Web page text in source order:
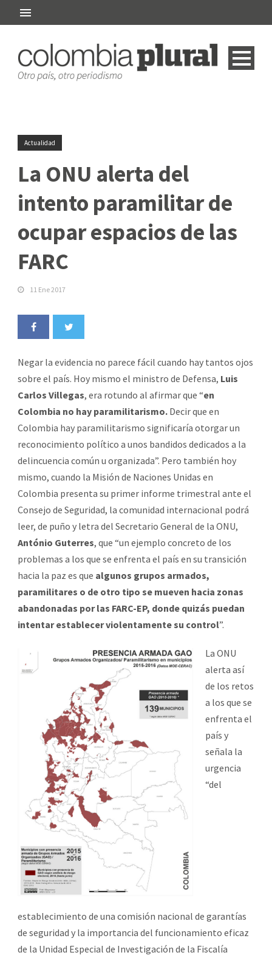
Actualidad
La ONU alerta del
intento paramilitar de
ocupar espacios de las
FARC
11 Ene 2017
Negar la evidencia no parece fácil cuando hay tantos ojos
sobre el país. Hoy mismo el ministro de Defensa, Luis
Carlos Villegas, era rotundo al afirmar que “en
Colombia no hay paramilitarismo. Decir que en
Colombia hay paramilitarismo significaría otorgar un
reconocimiento político a unos bandidos dedicados a la
delincuencia común u organizada”. Pero también hoy
mismo, cuando la Misión de Naciones Unidas en
Colombia presenta su primer informe trimestral ante el
Consejo de Seguridad, la comunidad internacional podrá
leer, de puño y letra del Secretario General de la ONU,
António Guterres, que “un ejemplo concreto de los
problemas a los que se enfrenta el país en su transición
hacia la paz es que algunos grupos armados,
paramilitares o de otro tipo se mueven hacia zonas
abandonadas por las FARC-EP, donde quizás puedan
intentar establecer violentamente su control”.
La ONU
alerta así
de los retos
a los que se
enfrenta el
país y
señala la
urgencia
“del
establecimiento de una comisión nacional de garantías
de seguridad y la importancia del funcionamiento eficaz
de la Unidad Especial de Investigación de la Fiscalía